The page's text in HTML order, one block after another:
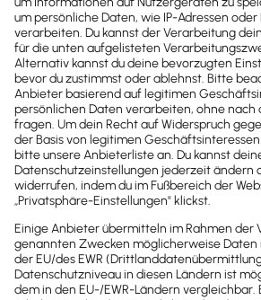
Sofort50%sparen
Newsletter
Brandheiße
News direkt in
dein Postfach